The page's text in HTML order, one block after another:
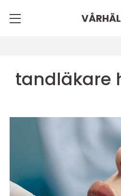
tandläkare